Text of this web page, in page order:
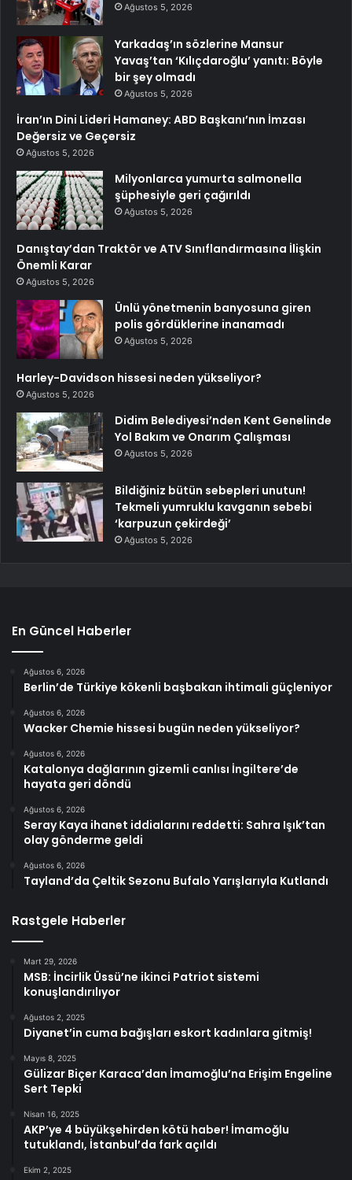
Ağustos 5, 2026
Yarkadaş’ın sözlerine Mansur
Yavaş’tan ‘Kılıçdaroğlu’ yanıtı: Böyle
bir şey olmadı
Ağustos 5, 2026
İran’ın Dini Lideri Hamaney: ABD Başkanı’nın İmzası
Değersiz ve Geçersiz
Ağustos 5, 2026
Milyonlarca yumurta salmonella
şüphesiyle geri çağırıldı
Ağustos 5, 2026
Danıştay’dan Traktör ve ATV Sınıflandırmasına İlişkin
Önemli Karar
Ağustos 5, 2026
Ünlü yönetmenin banyosuna giren
polis gördüklerine inanamadı
Ağustos 5, 2026
Harley-Davidson hissesi neden yükseliyor?
Ağustos 5, 2026
Didim Belediyesi’nden Kent Genelinde
Yol Bakım ve Onarım Çalışması
Ağustos 5, 2026
Bildiğiniz bütün sebepleri unutun!
Tekmeli yumruklu kavganın sebebi
‘karpuzun çekirdeği’
Ağustos 5, 2026
En Güncel Haberler
Ağustos 6, 2026
Berlin’de Türkiye kökenli başbakan ihtimali güçleniyor
Ağustos 6, 2026
Wacker Chemie hissesi bugün neden yükseliyor?
Ağustos 6, 2026
Katalonya dağlarının gizemli canlısı İngiltere’de
hayata geri döndü
Ağustos 6, 2026
Seray Kaya ihanet iddialarını reddetti: Sahra Işık’tan
olay gönderme geldi
Ağustos 6, 2026
Tayland’da Çeltik Sezonu Bufalo Yarışlarıyla Kutlandı
Rastgele Haberler
Mart 29, 2026
MSB: İncirlik Üssü’ne ikinci Patriot sistemi
konuşlandırılıyor
Ağustos 2, 2025
Diyanet’in cuma bağışları eskort kadınlara gitmiş!
Mayıs 8, 2025
Gülizar Biçer Karaca’dan İmamoğlu’na Erişim Engeline
Sert Tepki
Nisan 16, 2025
AKP’ye 4 büyükşehirden kötü haber! İmamoğlu
tutuklandı, İstanbul’da fark açıldı
Ekim 2, 2025